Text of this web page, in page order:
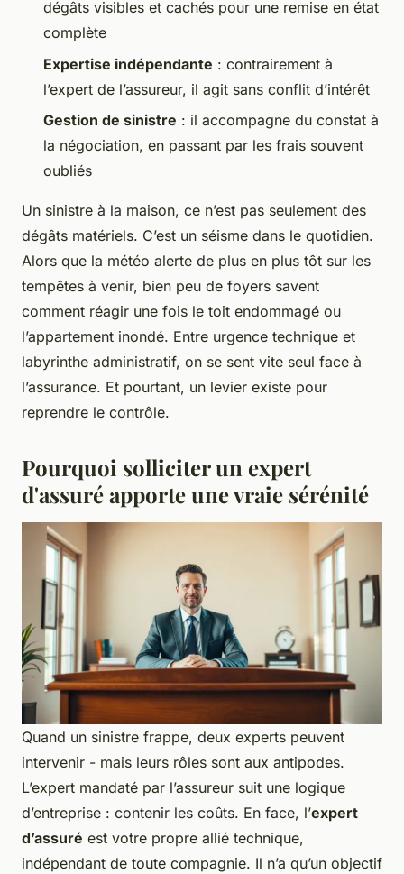
dégâts visibles et cachés pour une remise en état
complète
Expertise indépendante : contrairement à
l’expert de l’assureur, il agit sans conflit d’intérêt
Gestion de sinistre : il accompagne du constat à
la négociation, en passant par les frais souvent
oubliés
Un sinistre à la maison, ce n’est pas seulement des
dégâts matériels. C’est un séisme dans le quotidien.
Alors que la météo alerte de plus en plus tôt sur les
tempêtes à venir, bien peu de foyers savent
comment réagir une fois le toit endommagé ou
l’appartement inondé. Entre urgence technique et
labyrinthe administratif, on se sent vite seul face à
l’assurance. Et pourtant, un levier existe pour
reprendre le contrôle.
Pourquoi solliciter un expert
d'assuré apporte une vraie sérénité
Quand un sinistre frappe, deux experts peuvent
intervenir - mais leurs rôles sont aux antipodes.
L’expert mandaté par l’assureur suit une logique
d’entreprise : contenir les coûts. En face, l’expert
d’assuré est votre propre allié technique,
indépendant de toute compagnie. Il n’a qu’un objectif